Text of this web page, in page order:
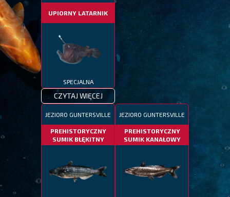
UPIORNY LATARNIK
SPECJALNA
CZYTAJ WIĘCEJ
JEZIORO GUNTERSVILLE
PREHISTORYCZNY
SUMIK BŁĘKITNY
JEZIORO GUNTERSVILLE
PREHISTORYCZNY
SUMIK KANAŁOWY